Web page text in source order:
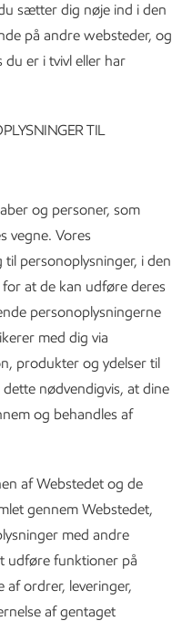
sætter dig nøje ind i den
på andre websteder, og
er i tvivl eller har
TIL
og personer, som
vegne. Vores
personoplysninger, i den
at de kan udføre deres
personoplysningerne
med dig via
produkter og ydelser til
nødvendigvis, at dine
og behandles af
af Webstedet og de
gennem Webstedet,
med andre
udføre funktioner på
af ordrer, leveringer,
af gentaget